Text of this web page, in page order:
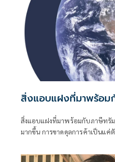
สิ่งแอบแฝงที่มาพร้อม
สิ่งแอบแฝงที่มาพร้อมกับภาษีทรั
มากขึ้น การขาดดุลการค้าเป็นแค่